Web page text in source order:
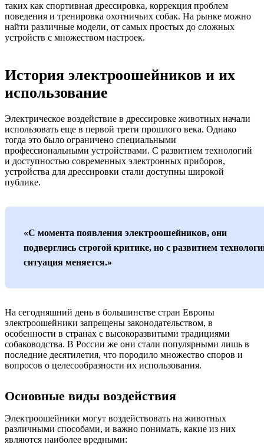
таких как спортивная дрессировка, коррекция проблем
поведения и тренировка охотничьих собак. На рынке можно
найти различные модели, от самых простых до сложных
устройств с множеством настроек.
История электроошейников и их
использование
Электрическое воздействие в дрессировке животных начали
использовать еще в первой трети прошлого века. Однако
тогда это было ограничено специальными
профессиональными устройствами. С развитием технологий
и доступностью современных электронных приборов,
устройства для дрессировки стали доступны широкой
публике.
«С момента появления электроошейников, они
подверглись строгой критике, но с развитием
ситуация меняется.»
На сегодняшний день в большинстве стран Европы
электроошейники запрещены законодательством, в
особенности в странах с высокоразвитыми традициями
собаководства. В России же они стали популярными лишь в
последние десятилетия, что породило множество споров и
вопросов о целесообразности их использования.
Основные виды воздействия
Электроошейники могут воздействовать на животных
различными способами, и важно понимать, какие из них
являются наиболее вредными: